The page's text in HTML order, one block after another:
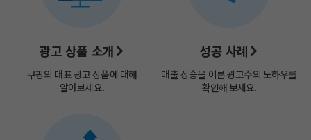
광고 상품 소개
쿠팡의 대표 광고 상품에 대해
알아보세요.
성공 사례
매출 상승을 이룬 광고주의 노하우를
확인해 보세요.